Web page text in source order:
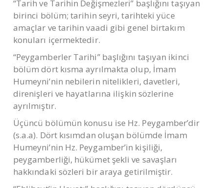
“Tarih ve Tarihin Değişmezleri” başlığını taşıyan
birinci bölüm; tarihin seyri, tarihteki yüce
amaçlar ve tarihin vaadi gibi genel birtakım
konuları içermektedir.
“Peygamberler Tarihi” başlığını taşıyan ikinci
bölüm dört kısma ayrılmakta olup, İmam
Humeyni’nin nebilerin nitelikleri, davetleri,
direnişleri ve hayatlarına ilişkin sözlerine
ayrılmıştır.
Üçüncü bölümün konusu ise Hz. Peygamber’dir
(s.a.a). Dört kısımdan oluşan bölümde İmam
Humeyni’nin Hz. Peygamber’in kişiliği,
peygamberliği, hükümet şekli ve savaşları
hakkındaki sözleri bir araya getirilmiştir.